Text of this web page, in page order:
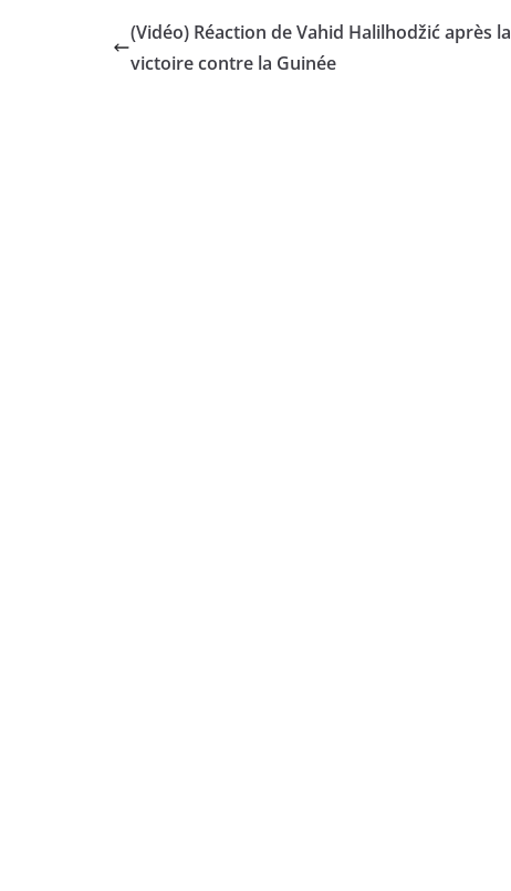
(Vidéo) Réaction de Vahid Halilhodžić après la
victoire contre la Guinée